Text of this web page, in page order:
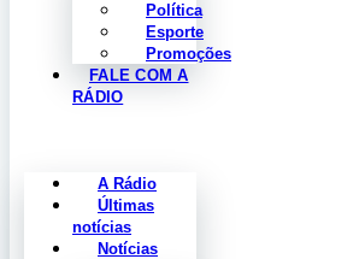
Política
Esporte
Promoções
FALE COM A
RÁDIO
A Rádio
Últimas
notícias
Notícias